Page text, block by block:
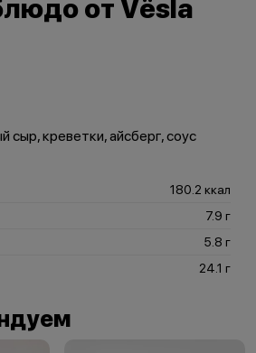
от Vёsla
сыр, креветки, айсберг, соус
180.2 ккал
7.9 г
5.8 г
24.1 г